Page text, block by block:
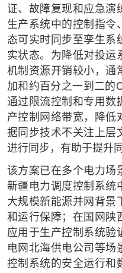
证、故障复现和应急演
生产系统中的控制指令
态可实时同步至孪生系
实状态。为降低对投运
机制资源开销较小，通
加和约百分之一到二的
通过限流控制和专用数
产控制网络带宽，降低
据同步技术不关注上层
进行同步，有助于提升
该方案已在多个电力场
新疆电力调度控制系统
大规模新能源并网背景
和运行保障；在国网陕
应用于生产控制系统验
电网北海供电公司等场
控制系统的安全运行和